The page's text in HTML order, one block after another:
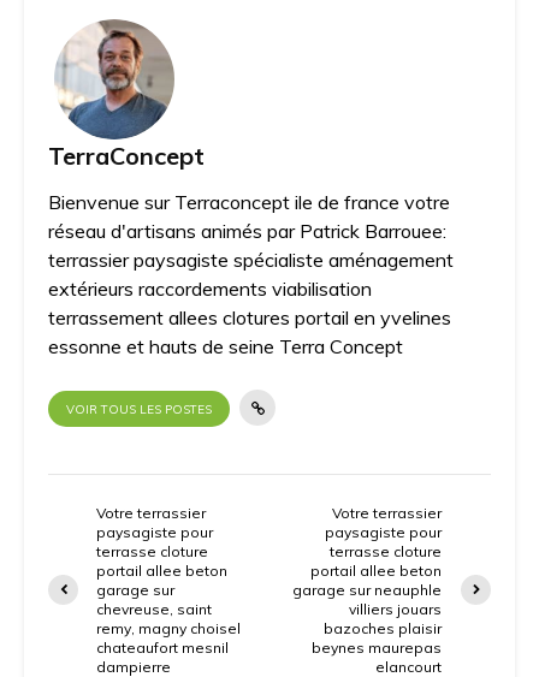
TerraConcept
Bienvenue sur Terraconcept ile de france votre
réseau d'artisans animés par Patrick Barrouee:
terrassier paysagiste spécialiste aménagement
extérieurs raccordements viabilisation
terrassement allees clotures portail en yvelines
essonne et hauts de seine Terra Concept
VOIR TOUS LES POSTES
Votre terrassier
paysagiste pour
terrasse cloture
portail allee beton
garage sur
chevreuse, saint
remy, magny choisel
chateaufort mesnil
dampierre
Votre terrassier
paysagiste pour
terrasse cloture
portail allee beton
garage sur neauphle
villiers jouars
bazoches plaisir
beynes maurepas
elancourt